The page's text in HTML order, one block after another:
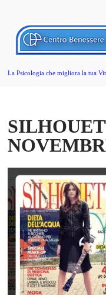
La Psicologia che migliora la tua